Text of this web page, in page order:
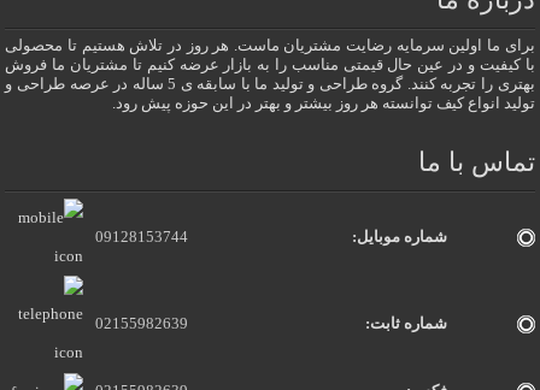
برای ما اولین سرمایه رضایت مشتریان ماست. هر روز در تلاش هستیم تا محصولی
با کیفیت و در عین حال قیمتی مناسب را به بازار عرضه کنیم تا مشتریان ما فروش
بهتری را تجربه کنند. گروه طراحی و تولید ما با سابقه ی 5 ساله در عرصه طراحی و
تولید انواع کیف توانسته هر روز بیشتر و بهتر در این حوزه پیش رود.
تماس با ما
شماره موبایل: 09128153744
شماره ثابت: 02155982639